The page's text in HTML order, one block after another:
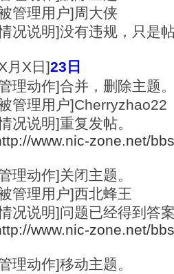
管理用户]周大侠
况说明]没有违规，只是
月X日]23 日
理动作]合并，删除主题
管理用户
况说明]重复发帖。
www.nic-zone.net/
理动作]关闭主题。
管理用户]西北蜂王
况说明]问题已经得到答
www.nic-zone.net/
理动作]移动主题。